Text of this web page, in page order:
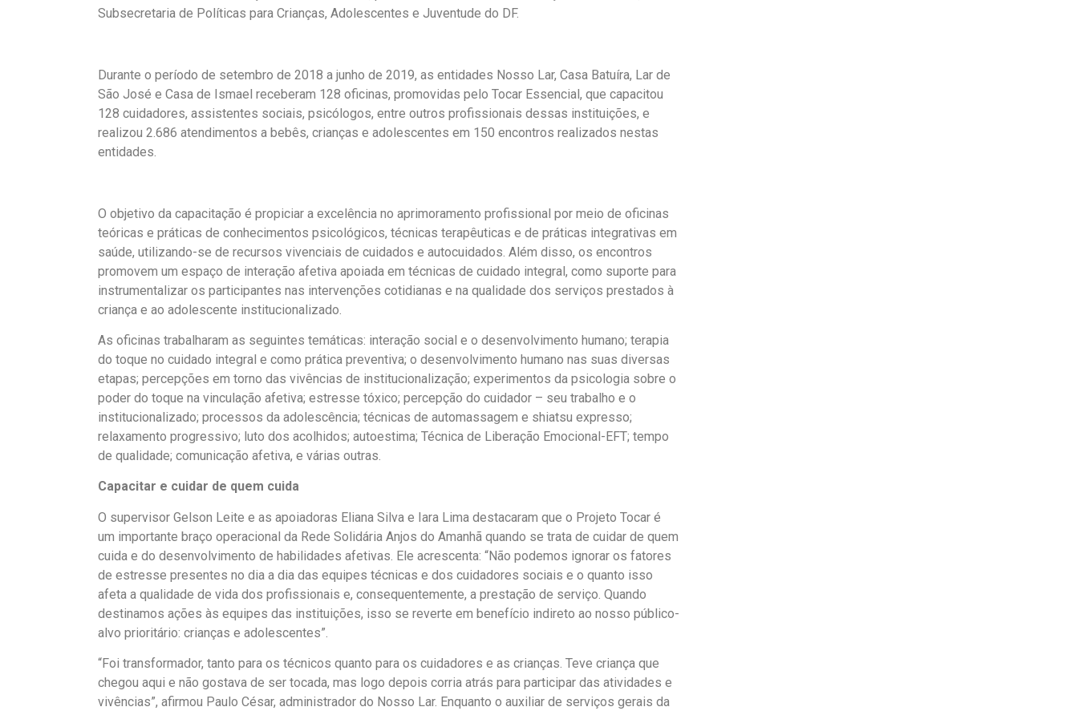
Subsecretaria de Políticas para Crianças, Adolescentes e Juventude do DF.
Durante o período de setembro de 2018 a junho de 2019, as entidades Nosso Lar, Casa Batuíra, Lar de
São José e Casa de Ismael receberam 128 oficinas, promovidas pelo Tocar Essencial, que capacitou
128 cuidadores, assistentes sociais, psicólogos, entre outros profissionais dessas instituições, e
realizou 2.686 atendimentos a bebês, crianças e adolescentes em 150 encontros realizados nestas
entidades.
O objetivo da capacitação é propiciar a excelência no aprimoramento profissional por meio de oficinas
teóricas e práticas de conhecimentos psicológicos, técnicas terapêuticas e de práticas integrativas em
saúde, utilizando-se de recursos vivenciais de cuidados e autocuidados. Além disso, os encontros
promovem um espaço de interação afetiva apoiada em técnicas de cuidado integral, como suporte para
instrumentalizar os participantes nas intervenções cotidianas e na qualidade dos serviços prestados à
criança e ao adolescente institucionalizado.
As oficinas trabalharam as seguintes temáticas: interação social e o desenvolvimento humano; terapia
do toque no cuidado integral e como prática preventiva; o desenvolvimento humano nas suas diversas
etapas; percepções em torno das vivências de institucionalização; experimentos da psicologia sobre o
poder do toque na vinculação afetiva; estresse tóxico; percepção do cuidador – seu trabalho e o
institucionalizado; processos da adolescência; técnicas de automassagem e shiatsu expresso;
relaxamento progressivo; luto dos acolhidos; autoestima; Técnica de Liberação Emocional-EFT; tempo
de qualidade; comunicação afetiva, e várias outras.
Capacitar e cuidar de quem cuida
O supervisor Gelson Leite e as apoiadoras Eliana Silva e Iara Lima destacaram que o Projeto Tocar é
um importante braço operacional da Rede Solidária Anjos do Amanhã quando se trata de cuidar de quem
cuida e do desenvolvimento de habilidades afetivas. Ele acrescenta: “Não podemos ignorar os fatores
de estresse presentes no dia a dia das equipes técnicas e dos cuidadores sociais e o quanto isso
afeta a qualidade de vida dos profissionais e, consequentemente, a prestação de serviço. Quando
destinamos ações às equipes das instituições, isso se reverte em benefício indireto ao nosso público-
alvo prioritário: crianças e adolescentes”.
“Foi transformador, tanto para os técnicos quanto para os cuidadores e as crianças. Teve criança que
chegou aqui e não gostava de ser tocada, mas logo depois corria atrás para participar das atividades e
vivências”, afirmou Paulo César, administrador do Nosso Lar. Enquanto o auxiliar de serviços gerais da